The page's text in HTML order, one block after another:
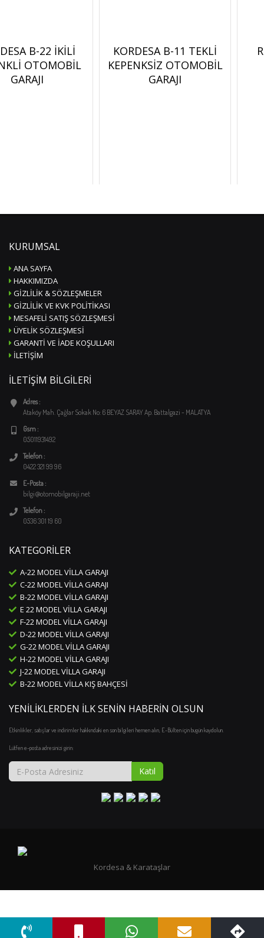
22 İKILI
KORDESA B-11 TEKLI
KEPENKSIZ OTOMOBIL
RENK
KURUMSAL
ANA SAYFA
HAKKIMIZDA
GIZLILIK & SÖZLEŞMELER
GIZLILIK VE KVK POLITIKASI
MESAFELI SATIŞ SÖZLEŞMESI
ÜYELIK SÖZLEŞMESI
GARANTI VE İADE KOŞULLARI
İLETIŞIM
İLETIŞIM BILGILERI
Adres :
Ataköy Mah. Çağlar Sokak No: 6 BEYAZ SARAY Ap. Battalgazi - MALATYA
Gsm :
05011931492
Telefon :
0422 321 99 96
E-Posta :
bilgi@otomobilgaraji.net
Telefon :
0536 301 19 60
KATEGORILER
A-22 MODEL VILLA GARAJI
C-22 MODEL VILLA GARAJI
B-22 MODEL VILLA GARAJI
E 22 MODEL VILLA GARAJI
F-22 MODEL VILLA GARAJI
D-22 MODEL VILLA GARAJI
G-22 MODEL VILLA GARAJI
H-22 MODEL VILLA GARAJI
J-22 MODEL VILLA GARAJI
B-22 MODEL VILLA KIŞ BAHÇESI
YENILIKLERDEN İLK SENIN HABERIN OLSUN
Etkinlikler, satışlar ve indirimler hakkındaki en son bilgileri hemen alın, E-Bülten için bugün kaydolun.
Lütfen e-posta adresinizi girin:
Katıl
Kordesa & Karataşlar